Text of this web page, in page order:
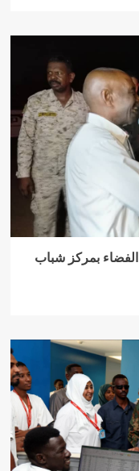
بمركز شباب